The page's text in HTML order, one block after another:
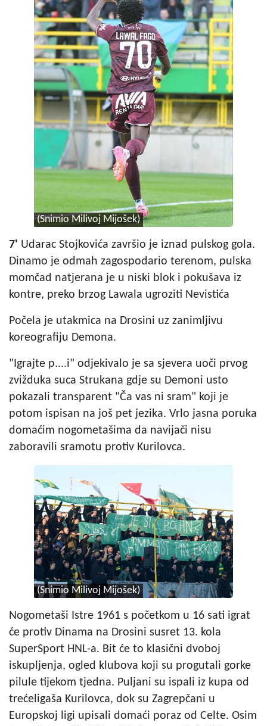
(Snimio Milivoj Mijošek)
7' Udarac Stojkovića završio je iznad pulskog gola.
Dinamo je odmah zagospodario terenom, pulska
momčad natjerana je u niski blok i pokušava iz
kontre, preko brzog Lawala ugroziti Nevistića
Počela je utakmica na Drosini uz zanimljivu
koreografiju Demona.
"Igrajte p....i" odjekivalo je sa sjevera uoči prvog
zvižduka suca Strukana gdje su Demoni usto
pokazali transparent "Ča vas ni sram" koji je
potom ispisan na još pet jezika. Vrlo jasna poruka
domaćim nogometašima da navijači nisu
zaboravili sramotu protiv Kurilovca.
(Snimio Milivoj Mijošek)
Nogometaši Istre 1961 s početkom u 16 sati igrat
će protiv Dinama na Drosini susret 13. kola
SuperSport HNL-a. Bit će to klasični dvoboj
iskupljenja, ogled klubova koji su progutali gorke
pilule tijekom tjedna. Puljani su ispali iz kupa od
trećeligaša Kurilovca, dok su Zagrepčani u
Europskoj ligi upisali domaći poraz od Celte. Osim